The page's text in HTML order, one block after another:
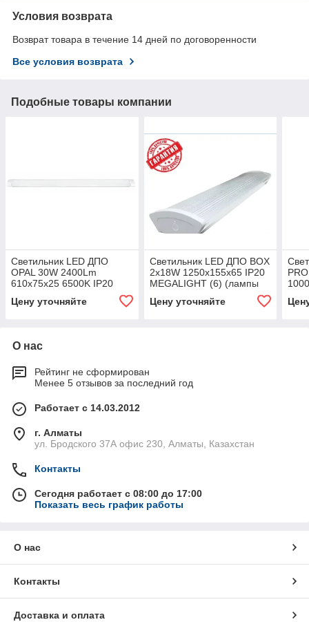
Условия возврата
Возврат товара в течение 14 дней по договоренности
Все условия возврата
Подобные товары компании
Светильник LED ДПО
OPAL 30W 2400Lm
610х75х25 6500K IP20
Цену уточняйте
Светильник LED ДПО BOX
2х18W 1250x155x65 IP20
MEGALIGHT (6) (лампы
приобретаются отдельно)
Цену уточняйте
О нас
Рейтинг не сформирован
Менее 5 отзывов за последний год
Работает с 14.03.2012
г. Алматы
ул. Бродского 37А офис 230, Алматы, Казахстан
Контакты
Сегодня работает с 08:00 до 17:00
Показать весь график работы
О нас
Контакты
Доставка и оплата